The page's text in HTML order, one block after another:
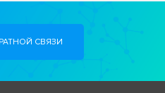
СВЯЗИ